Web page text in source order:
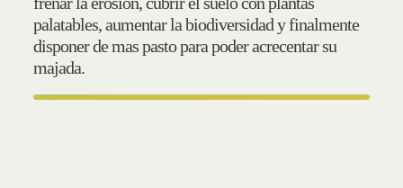
palatables, aumentar la biodiversidad y finalmente
disponer de mas pasto para poder acrecentar su
majada.